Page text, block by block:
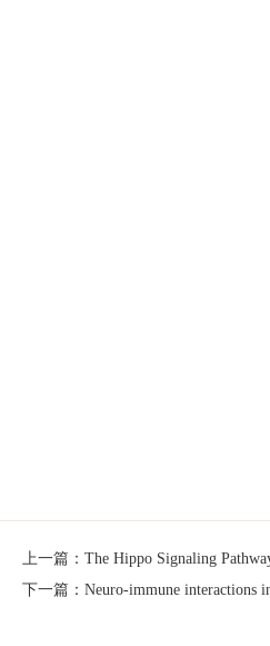
上一篇：The Hippo Signaling
下一篇：Neuro-immune interactions